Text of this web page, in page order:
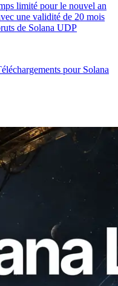
limité pour le nouvel an
une validité de 20 mois
de Solana UDP
pour Solana